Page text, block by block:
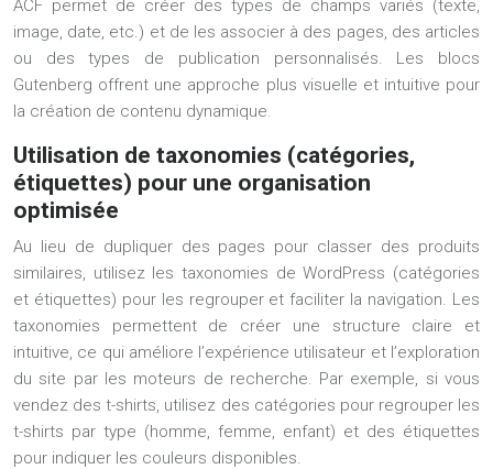
ACF permet de créer des types de champs variés (texte,
image, date, etc.) et de les associer à des pages, des articles
ou des types de publication personnalisés. Les blocs
Gutenberg offrent une approche plus visuelle et intuitive pour
la création de contenu dynamique.
Utilisation de taxonomies (catégories,
étiquettes) pour une organisation
optimisée
Au lieu de dupliquer des pages pour classer des produits
similaires, utilisez les taxonomies de WordPress (catégories
et étiquettes) pour les regrouper et faciliter la navigation. Les
taxonomies permettent de créer une structure claire et
intuitive, ce qui améliore l’expérience utilisateur et l’exploration
du site par les moteurs de recherche. Par exemple, si vous
vendez des t-shirts, utilisez des catégories pour regrouper les
t-shirts par type (homme, femme, enfant) et des étiquettes
pour indiquer les couleurs disponibles.